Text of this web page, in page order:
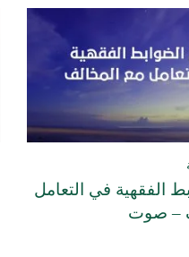
الفقهية في التعامل
– صوت